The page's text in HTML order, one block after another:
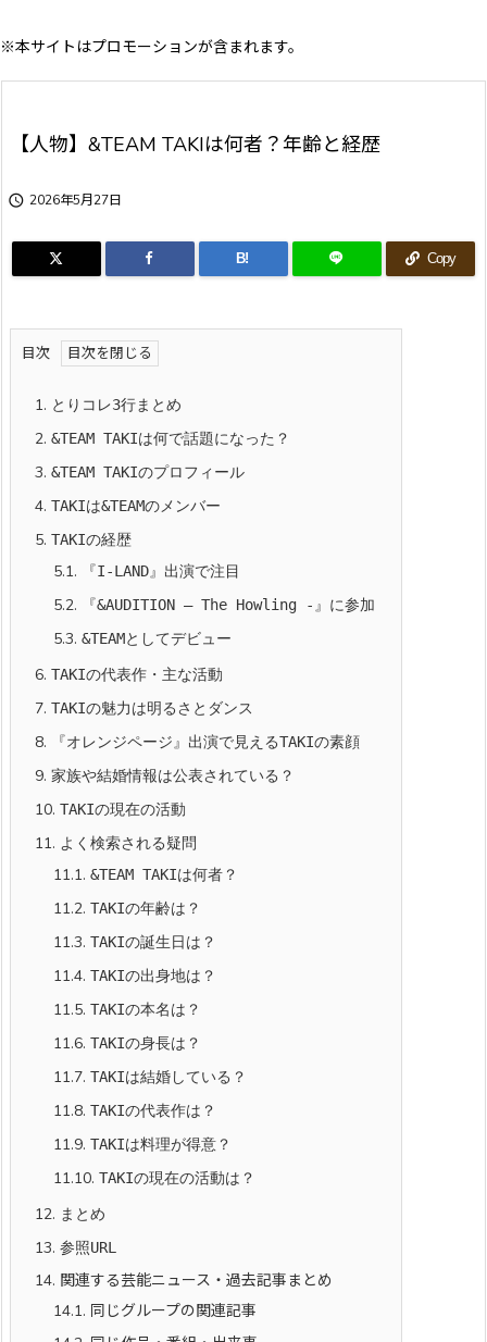
※本サイトはプロモーションが含まれます。
【人物】&TEAM TAKIは何者？年齢と経歴
 2026年5月27日
B! Copy
目次
1. とりコレ3行まとめ
2. &TEAM TAKIは何で話題になった？
3. &TEAM TAKIのプロフィール
4. TAKIは&TEAMのメンバー
5. TAKIの経歴
5.1. 『I-LAND』出演で注目
5.2. 『&AUDITION – The Howling -』に参加
5.3. &TEAMとしてデビュー
6. TAKIの代表作・主な活動
7. TAKIの魅力は明るさとダンス
8. 『オレンジページ』出演で見えるTAKIの素顔
9. 家族や結婚情報は公表されている？
10. TAKIの現在の活動
11. よく検索される疑問
11.1. &TEAM TAKIは何者？
11.2. TAKIの年齢は？
11.3. TAKIの誕生日は？
11.4. TAKIの出身地は？
11.5. TAKIの本名は？
11.6. TAKIの身長は？
11.7. TAKIは結婚している？
11.8. TAKIの代表作は？
11.9. TAKIは料理が得意？
11.10. TAKIの現在の活動は？
12. まとめ
13. 参照URL
14. 関連する芸能ニュース・過去記事まとめ
14.1. 同じグループの関連記事